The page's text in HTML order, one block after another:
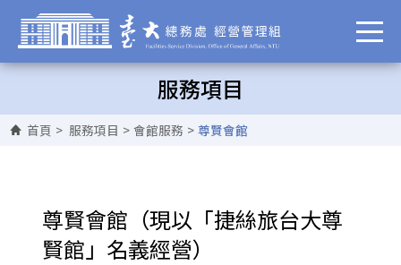
服務項目
首頁 > 服務項目 > 會館服務 > 尊賢會館
尊賢會館（現以「捷絲旅台大尊
賢館」名義經營）